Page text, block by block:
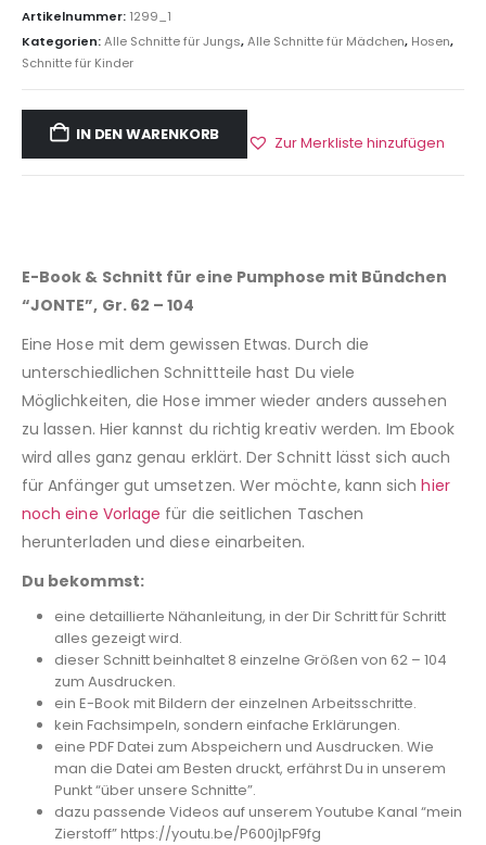
Artikelnummer: 1299_1
Kategorien:Alle Schnitte für Jungs,Alle Schnitte für Mädchen, Hosen,
Schnitte für Kinder
IN DEN WARENKORB Zur Merkliste hinzufügen
E-Book & Schnitt für eine Pumphose mit Bündchen
“JONTE”, Gr. 62 – 104
Eine Hose mit dem gewissen Etwas. Durch die
unterschiedlichen Schnittteile hast Du viele
Möglichkeiten, die Hose immer wieder anders aussehen
zu lassen. Hier kannst du richtig kreativ werden. Im Ebook
wird alles ganz genau erklärt. Der Schnitt lässt sich auch
für Anfänger gut umsetzen. Wer möchte, kann sichhier
noch eine Vorlage für die seitlichen Taschen
herunterladen und diese einarbeiten.
Du bekommst:
eine detaillierte Nähanleitung, in der Dir Schritt für Schritt
alles gezeigt wird.
dieser Schnitt beinhaltet 8 einzelne Größen von 62 – 104
zum Ausdrucken.
ein E-Book mit Bildern der einzelnen Arbeitsschritte.
kein Fachsimpeln, sondern einfache Erklärungen.
eine PDF Datei zum Abspeichern und Ausdrucken. Wie
man die Datei am Besten druckt, erfährst Du in unserem
Punkt “über unsere Schnitte”.
dazu passende Videos auf unserem Youtube Kanal “mein
Zierstoff” https://youtu.be/P600j1pF9fg